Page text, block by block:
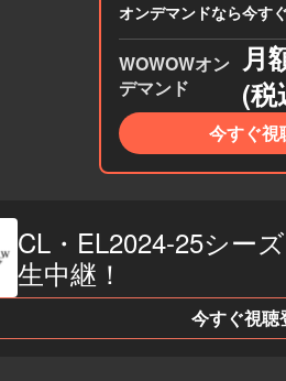
オンデマンドなら今す
WOWOWオン
デマンド
月
(税
今すぐ視
CL・EL2024-25シー
生中継！
今すぐ視聴